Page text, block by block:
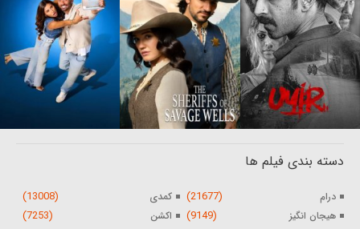
دسته بندی فیلم ها
درام (21677) کمدی (13008)
هیجان انگیز (9149) اکشن (7253)